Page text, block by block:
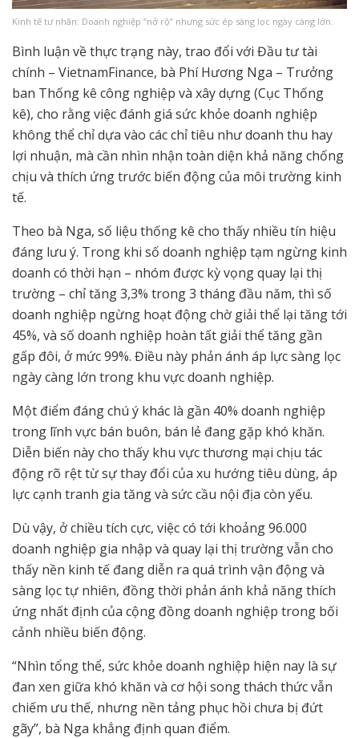
Kinh tế tư nhân: Doanh nghiệp “nở rộ” nhưng sức ép sàng lọc ngày càng lớn.
Bình luận về thực trạng này, trao đổi với Đầu tư tài
chính – VietnamFinance, bà Phí Hương Nga – Trưởng
ban Thống kê công nghiệp và xây dựng (Cục Thống
kê), cho rằng việc đánh giá sức khỏe doanh nghiệp
không thể chỉ dựa vào các chỉ tiêu như doanh thu hay
lợi nhuận, mà cần nhìn nhận toàn diện khả năng chống
chịu và thích ứng trước biến động của môi trường kinh
tế.
Theo bà Nga, số liệu thống kê cho thấy nhiều tín hiệu
đáng lưu ý. Trong khi số doanh nghiệp tạm ngừng kinh
doanh có thời hạn – nhóm được kỳ vọng quay lại thị
trường – chỉ tăng 3,3% trong 3 tháng đầu năm, thì số
doanh nghiệp ngừng hoạt động chờ giải thể lại tăng tới
45%, và số doanh nghiệp hoàn tất giải thể tăng gần
gấp đôi, ở mức 99%. Điều này phản ánh áp lực sàng lọc
ngày càng lớn trong khu vực doanh nghiệp.
Một điểm đáng chú ý khác là gần 40% doanh nghiệp
trong lĩnh vực bán buôn, bán lẻ đang gặp khó khăn.
Diễn biến này cho thấy khu vực thương mại chịu tác
động rõ rệt từ sự thay đổi của xu hướng tiêu dùng, áp
lực cạnh tranh gia tăng và sức cầu nội địa còn yếu.
Dù vậy, ở chiều tích cực, việc có tới khoảng 96.000
doanh nghiệp gia nhập và quay lại thị trường vẫn cho
thấy nền kinh tế đang diễn ra quá trình vận động và
sàng lọc tự nhiên, đồng thời phản ánh khả năng thích
ứng nhất định của cộng đồng doanh nghiệp trong bối
cảnh nhiều biến động.
“Nhìn tổng thể, sức khỏe doanh nghiệp hiện nay là sự
đan xen giữa khó khăn và cơ hội song thách thức vẫn
chiếm ưu thế, nhưng nền tảng phục hồi chưa bị đứt
gãy”, bà Nga khẳng định quan điểm.